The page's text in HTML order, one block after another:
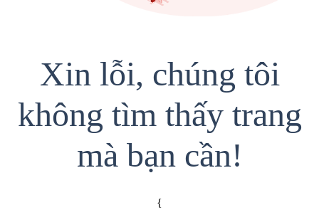
Xin lỗi, chúng tôi
không tìm thấy trang
mà bạn cần!
{